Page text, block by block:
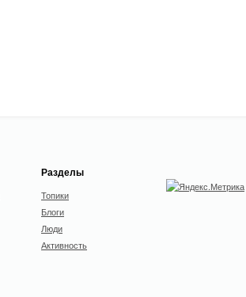
Разделы
Топики
Блоги
Люди
Активность